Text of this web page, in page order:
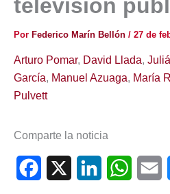
televisión
Por Federico Marín Bellón / 27 de
Arturo Pomar, David Llada,
García, Manuel Azuaga, María
Pulvett
Comparte la noticia
W